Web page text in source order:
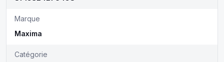
Marque
Maxima
Catégorie